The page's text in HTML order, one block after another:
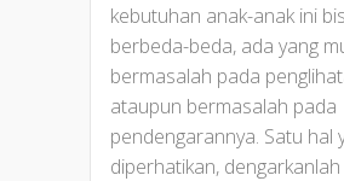
kebutuhan anak-anak ini
berbeda-beda, ada yang
bermasalah pada
ataupun bermasalah pada
pendengarannya. Satu hal
diperhatikan,